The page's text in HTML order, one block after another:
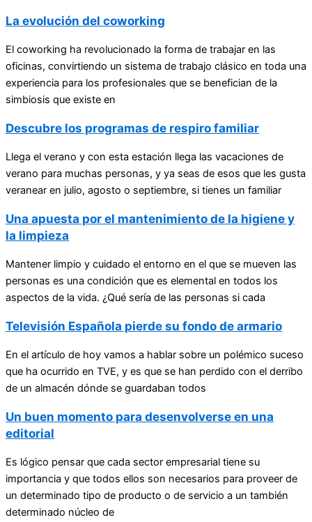
La evolución del coworking
El coworking ha revolucionado la forma de trabajar en las
oficinas, convirtiendo un sistema de trabajo clásico en toda una
experiencia para los profesionales que se benefician de la
simbiosis que existe en
Descubre los programas de respiro familiar
Llega el verano y con esta estación llega las vacaciones de
verano para muchas personas, y ya seas de esos que les gusta
veranear en julio, agosto o septiembre, si tienes un familiar
Una apuesta por el mantenimiento de la higiene y
la limpieza
Mantener limpio y cuidado el entorno en el que se mueven las
personas es una condición que es elemental en todos los
aspectos de la vida. ¿Qué sería de las personas si cada
Televisión Española pierde su fondo de armario
En el artículo de hoy vamos a hablar sobre un polémico suceso
que ha ocurrido en TVE, y es que se han perdido con el derribo
de un almacén dónde se guardaban todos
Un buen momento para desenvolverse en una
editorial
Es lógico pensar que cada sector empresarial tiene su
importancia y que todos ellos son necesarios para proveer de
un determinado tipo de producto o de servicio a un también
determinado núcleo de